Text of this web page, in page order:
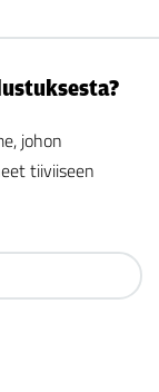
johon
tiiviiseen